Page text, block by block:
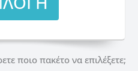
ποιο πακέτο να επιλέξετε;